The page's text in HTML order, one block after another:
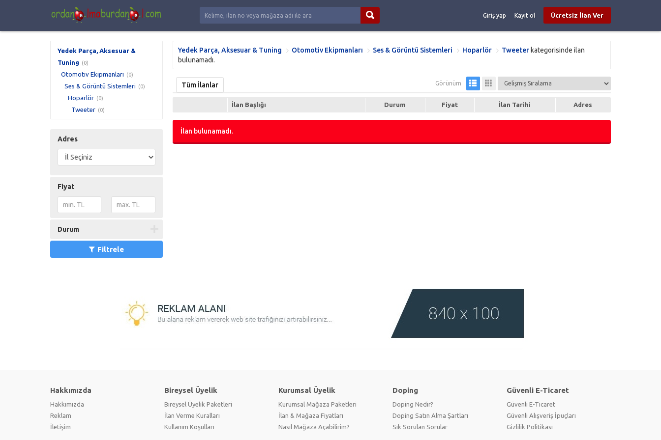
Giriş yap Kayıt ol Ücretsiz İlan Ver
Yedek Parça, Aksesuar &
Tuning (0)
Otomotiv Ekipmanları (0)
Ses & Görüntü Sistemleri (0)
Hoparlör (0)
Tweeter (0)
Adres
Fiyat
Durum
Filtrele
Yedek Parça, Aksesuar & Tuning Otomotiv Ekipmanları Ses & Görüntü Sistemleri Hoparlör Tweeter kategorisinde ilan
bulunamadı.
Tüm İlanlar Görünüm
İlan Başlığı Durum Fiyat İlan Tarihi Adres
İlan bulunamadı.
Hakkımızda
Hakkımızda
Reklam
İletişim
Bireysel Üyelik
Bireysel Üyelik Paketleri
İlan Verme Kuralları
Kullanım Koşulları
Kurumsal Üyelik
Kurumsal Mağaza Paketleri
İlan & Mağaza Fiyatları
Nasıl Mağaza Açabilirim?
Doping
Doping Nedir?
Doping Satın Alma Şartları
Sık Sorulan Sorular
Güvenli E-Ticaret
Güvenli E-Ticaret
Güvenli Alışveriş İpuçları
Gizlilik Politikası